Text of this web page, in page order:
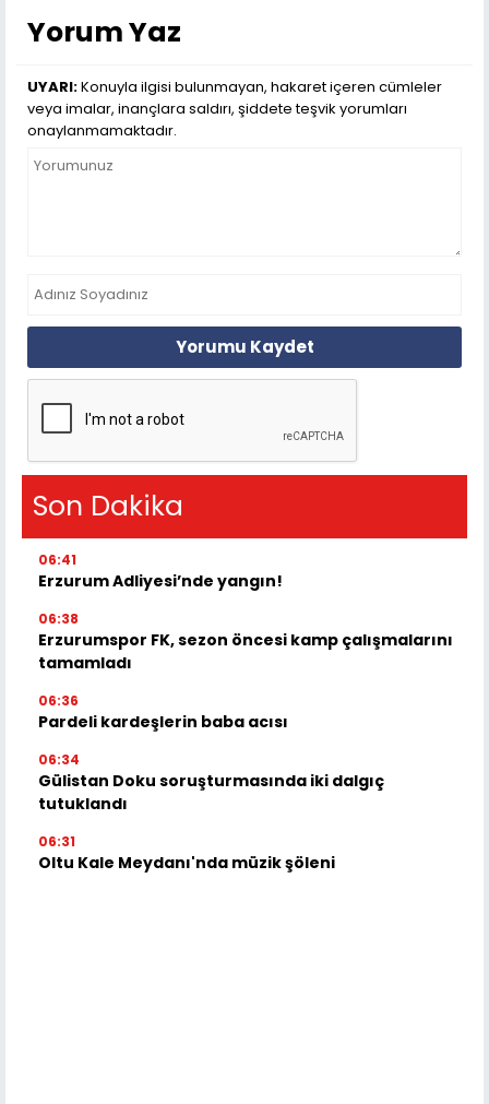
Yorum Yaz
UYARI:Konuyla ilgisi bulunmayan, hakaret içeren cümleler
veya imalar, inançlara saldırı, şiddete teşvik yorumları
onaylanmamaktadır.
Yorumu Kaydet
Son Dakika
06:41
Erzurum Adliyesi’nde yangın!
06:38
Erzurumspor FK, sezon öncesi kamp çalışmalarını
tamamladı
06:36
Pardeli kardeşlerin baba acısı
06:34
Gülistan Doku soruşturmasında iki dalgıç
tutuklandı
06:31
Oltu Kale Meydanı'nda müzik şöleni